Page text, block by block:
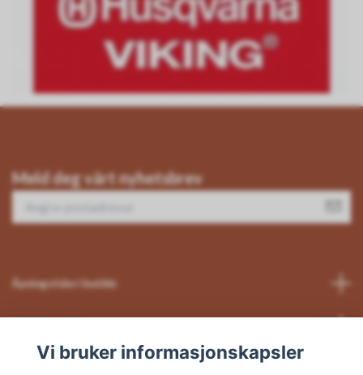
Meld deg vårt nyhetsbrev
Åpningstider i butikk:
Vi bruker informasjonskapsler